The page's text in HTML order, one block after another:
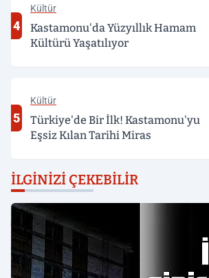
4
Kültür
Kastamonu'da Yüzyıllık Hamam
Kültürü Yaşatılıyor
5
Kültür
Türkiye'de Bir İlk! Kastamonu'yu
Eşsiz Kılan Tarihi Miras
İLGINIZI ÇEKEBILIR